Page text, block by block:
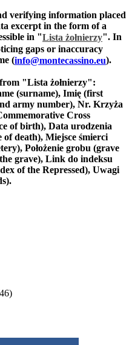
verifying information placed
excerpt in the form of a
in "Lista żołnierzy". In
gaps or inaccuracy
(info@montecassino.eu).
"Lista żołnierzy":
(surname), Imię (first
army number), Nr. Krzyża
Cross
of birth), Data urodzenia
death), Miejsce śmierci
Położenie grobu (grave
grave), Link do indeksu
of the Repressed), Uwagi